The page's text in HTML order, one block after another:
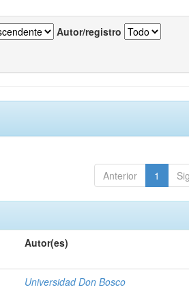
Autor/registro
Anterior 1
Autor(es)
Universidad Don Bosco